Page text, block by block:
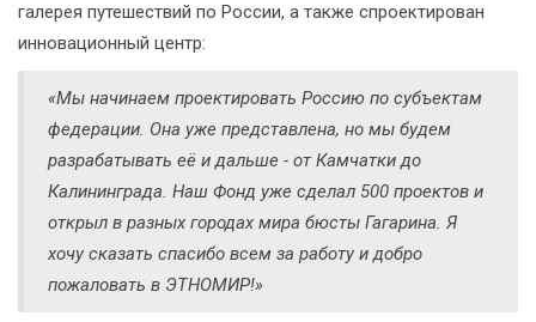
галерея путешествий по России, а также спроектирован
инновационный центр:
«Мы начинаем проектировать Россию по субъектам
федерации. Она уже представлена, но мы будем
разрабатывать её и дальше - от Камчатки до
Калининграда. Наш Фонд уже сделал 500 проектов и
открыл в разных городах мира бюсты Гагарина. Я
хочу сказать спасибо всем за работу и добро
пожаловать в ЭТНОМИР!»